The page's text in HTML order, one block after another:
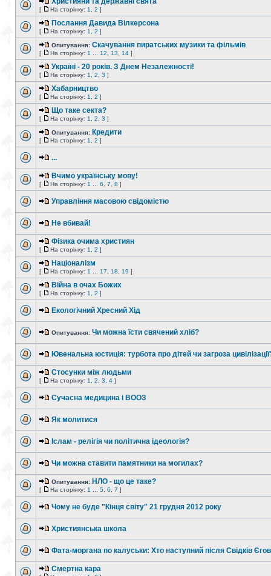
[ На сторінку: 1 2 ]
Послання Давида Вілкерсона
[ На сторінку: 1 2 ]
Опитування: Скачування пиратських музики та фільмів
[ На сторінку: 1 12 13 14 ]
Україні - 20 років. З Днем Незалежності!
[ На сторінку: 1 2 3 ]
Хабарництво
[ На сторінку: 1 2 ]
Що таке секта?
[ На сторінку: 1 2 3 ]
Опитування: Кредити
[ На сторінку: 1 2 ]
...
Вчимо українську мову!
[ На сторінку: 1 6 7 8 ]
Управління масовою свідомістю
Не вбивай!
Фізика очима християн
[ На сторінку: 1 2 ]
Націоналізм
[ На сторінку: 1 17 18 19 ]
Війна в очах Божих
[ На сторінку: 1 2 ]
Екологічний Хресний Хід
Опитування: Чи можна їсти свячений хліб?
Ювенальна юстиція: турбота про дітей чи загроза
Стосунки між людьми
[ На сторінку: 1 2 3 4 ]
Сучасна медицина і ВООЗ
Як молитися
Іслам - релігія чи політична ідеологія?
Чи можна ставити памятники на могилах?
Опитування: НЛО - що це таке?
[ На сторінку: 1 5 6 7 ]
Чому не буде "Кінця світу" 21 грудня 2012 року
Християнська школа
Фата-моргана по калуськи: Хто наступний після Свідків
Смертна кара